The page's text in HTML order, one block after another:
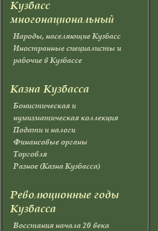
Кузбасс
многонациональный
Народы, населяющие Кузбасс
Иностранные специалисты и
рабочие в Кузбассе
Казна Кузбасса
Бонистическая и
нумизматическая коллекция
Подати и налоги
Финансовые органы
Торговля
Разное (Казна Кузбасса)
Революционные годы
Кузбасса
Восстания начала 20 века